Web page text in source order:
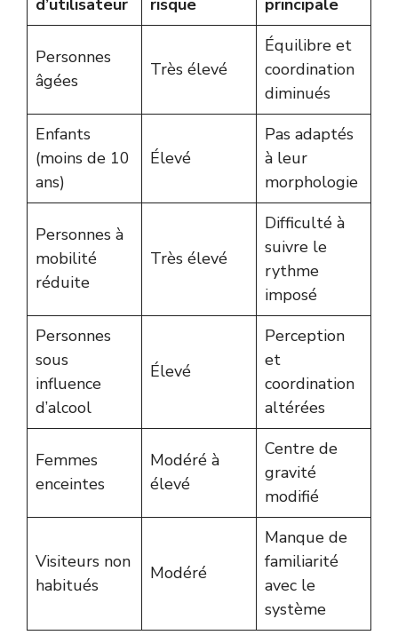
Personnes
âgées
Très élevé
Équilibre et
coordination
diminués
Enfants
(moins de 10
ans)
Élevé
Pas adaptés
à leur
morphologie
Personnes à
mobilité
réduite
Très élevé
Difficulté à
suivre le
rythme
imposé
Personnes
sous
influence
d’alcool
Élevé
Perception
et
coordination
altérées
Femmes
enceintes
Modéré à
élevé
Centre de
gravité
modifié
Visiteurs non
habitués
Modéré
Manque de
familiarité
avec le
système